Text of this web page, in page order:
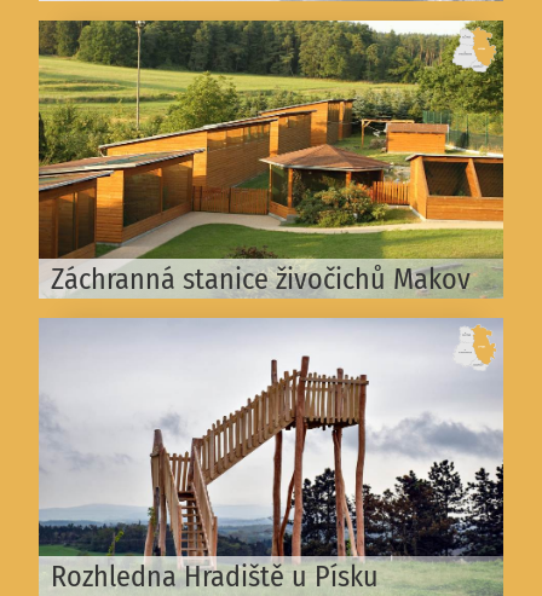
Záchranná stanice živočichů Makov
Rozhledna Hradiště u Písku